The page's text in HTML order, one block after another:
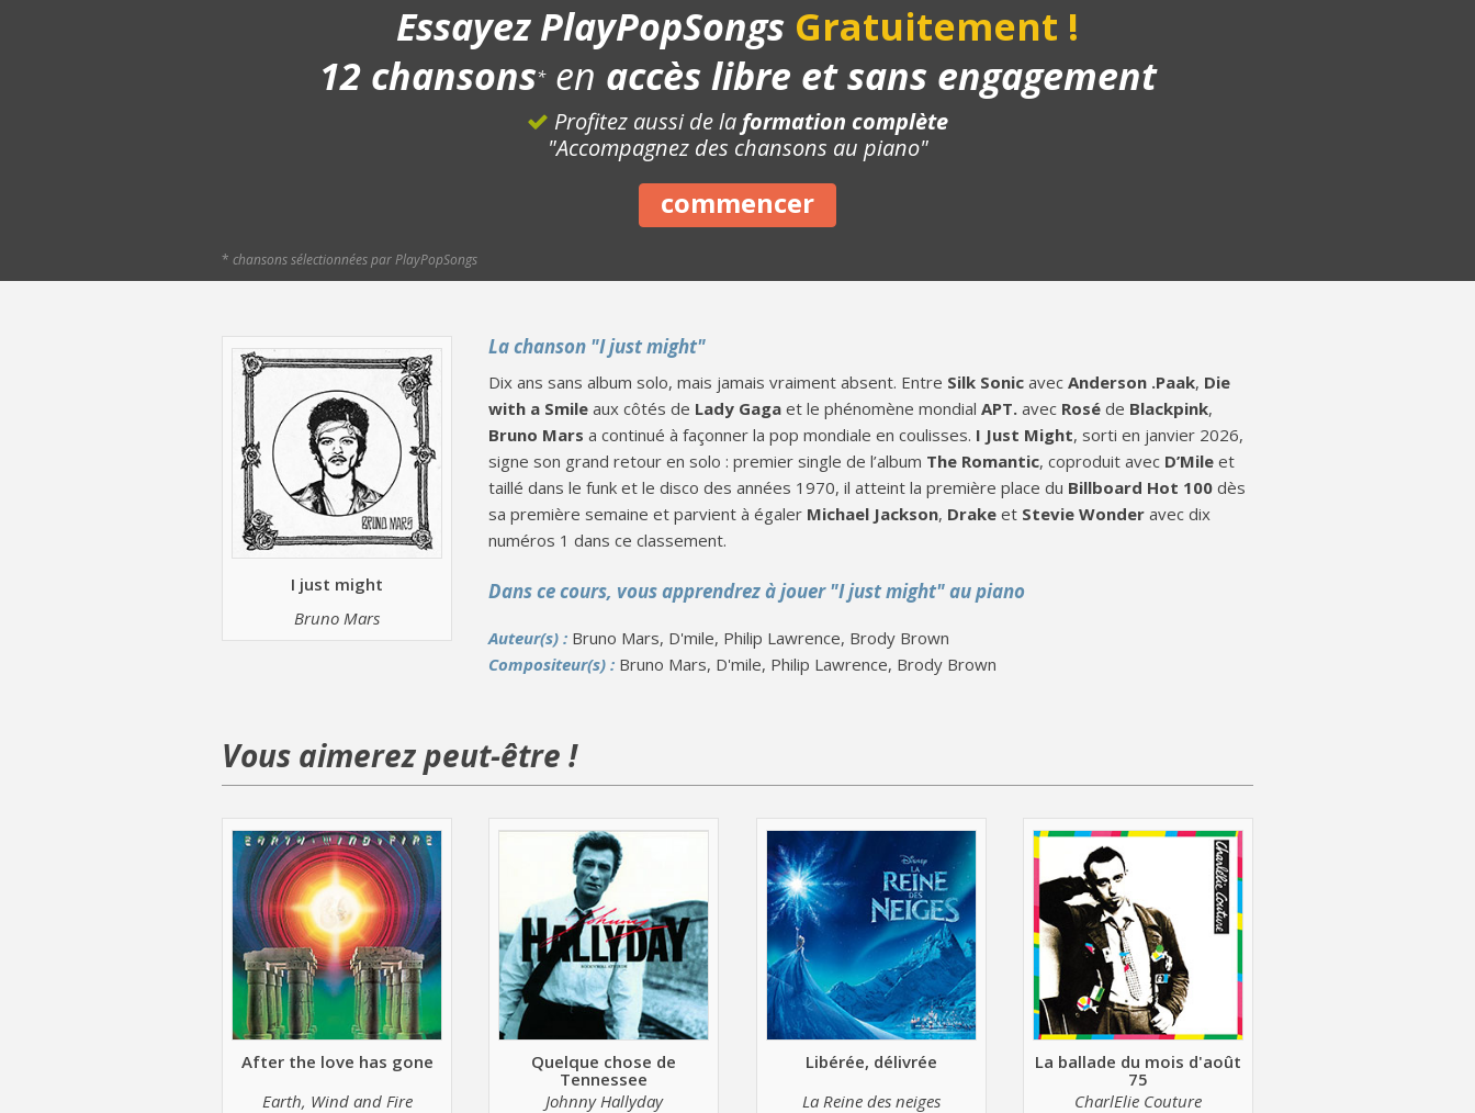
Essayez PlayPopSongs Gratuitement !
12 chansons*en accès libre et sans engagement
Profitez aussi de la formation complète
"Accompagnez des chansons au piano"
commencer
* chansons sélectionnées par PlayPopSongs
I just might
Bruno Mars
La chanson "I just might"
Dix ans sans album solo, mais jamais vraiment absent. Entre Silk Sonic avecAnderson .Paak, Die
with a Smile aux côtés de Lady Gaga et le phénomène mondialAPT. avec Rosé de Blackpink,
Bruno Mars a continué à façonner la pop mondiale en coulisses. I Just Might, sorti en janvier 2026,
signe son grand retour en solo : premier single de l’album The Romantic, coproduit avec D’Mile et
taillé dans le funk et le disco des années 1970, il atteint la première place du Billboard Hot 100 dès
sa première semaine et parvient à égaler Michael Jackson, Drake et Stevie Wonder avec dix
numéros 1 dans ce classement.
Dans ce cours, vous apprendrez à jouer "I just might" au piano
Auteur(s) : Bruno Mars, D'mile, Philip Lawrence, Brody Brown
Compositeur(s) : Bruno Mars, D'mile, Philip Lawrence, Brody Brown
Vous aimerez peut-être !
After the love has gone
Earth, Wind and Fire
Quelque chose de
Tennessee
Johnny Hallyday
Libérée, délivrée
La Reine des neiges
La ballade du mois d'août
75
CharlElie Couture